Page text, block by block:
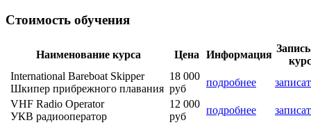
Стоимость обучения
Наименование курса Цена Информация
курс
International Bareboat Skipper
Шкипер прибрежного плавания
18 000
руб
подробнее
VHF Radio Operator
УКВ радиооператор
12 000
руб
подробнее